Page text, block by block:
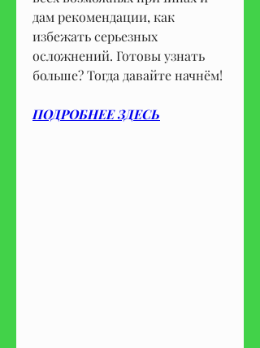
дам рекомендации, как
избежать серьезных
осложнений. Готовы узнать
больше? Тогда давайте начнём!
ПОДРОБНЕЕ ЗДЕСЬ